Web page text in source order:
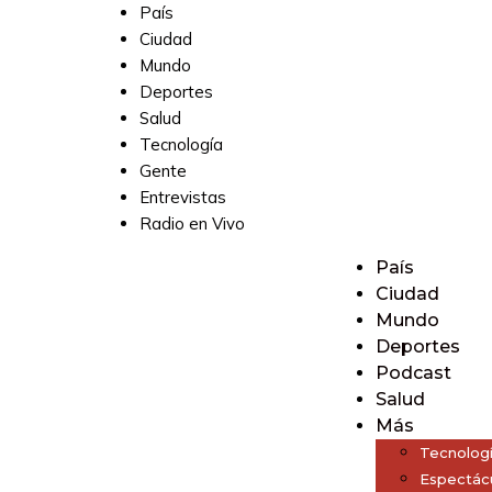
País
Ciudad
Mundo
Deportes
Salud
Tecnología
Gente
Entrevistas
Radio en Vivo
País
Ciudad
Mundo
Deportes
Podcast
Salud
Más